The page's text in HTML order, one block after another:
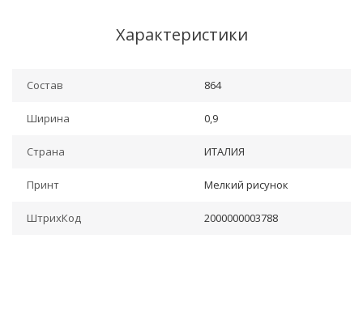
Характеристики
Состав 864
Ширина 0,9
Страна ИТАЛИЯ
Принт Мелкий рисунок
ШтрихКод 2000000003788